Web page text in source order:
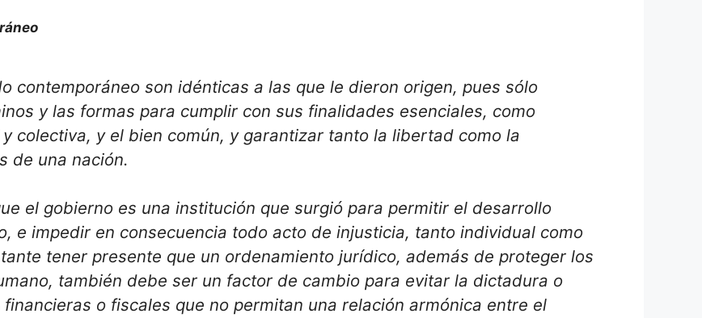
contemporáneo son idénticas a las que le dieron origen, pues sólo
y las formas para cumplir con sus finalidades esenciales, como
colectiva, y el bien común, y garantizar tanto la libertad como la
de una nación.
el gobierno es una institución que surgió para permitir el desarrollo
e impedir en consecuencia todo acto de injusticia, tanto individual como
tener presente que un ordenamiento jurídico, además de proteger los
también debe ser un factor de cambio para evitar la dictadura o
o fiscales que no permitan una relación armónica entre el